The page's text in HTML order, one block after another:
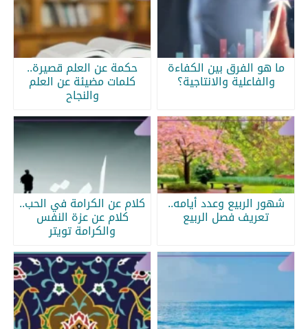
ما هو الفرق بين الكفاءة
والفاعلية والانتاجية؟
حكمة عن العلم قصيرة..
كلمات مضيئة عن العلم
والنجاح
شهور الربيع وعدد أيامه..
تعريف فصل الربيع
كلام عن الكرامة في الحب..
كلام عن عزة النفس
والكرامة تويتر